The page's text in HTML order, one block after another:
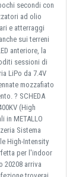
secondi con
ad olio
e atterraggi
sui terreni
anteriore, la
sessioni di
LiPo da 7.4V
mozzafiato
? SCHEDA
(High
in METALLO
Sistema
High-Intensity
per l'indoor
20208 arriva